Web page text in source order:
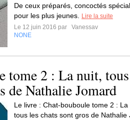
De ceux préparés, concoctés
pour les plus jeunes.
Lire la suite
Le 12 juin 2016 par
Vanessav
NONE
tome 2 : La nuit,
de Nathalie Jomard
Le livre : Chat-bouboule tome 2 : La
tous les chats sont gros de Nathalie